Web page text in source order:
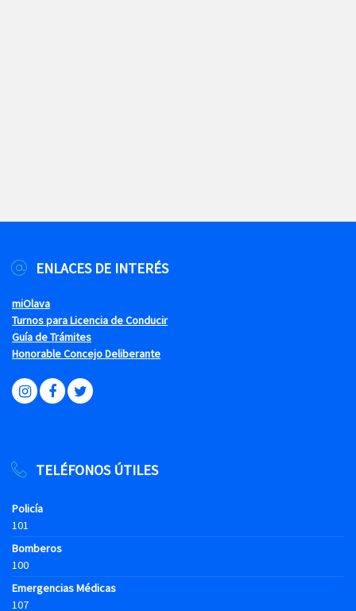
ENLACES DE INTERÉS
miOlava
Turnos para Licencia de Conducir
Guía de Trámites
Honorable Concejo Deliberante
TELÉFONOS ÚTILES
Policía
101
Bomberos
100
Emergencias Médicas
107